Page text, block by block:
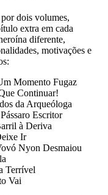
dois volumes,
extra em cada
diferente,
motivações e
Momento Fugaz
Continuar!
da Arqueóloga
Escritor
à Deriva
Ir
Nyon Desmaiou
Terrível
Vai